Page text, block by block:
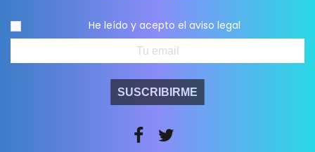
He leído y acepto el aviso legal
SUSCRIBIRME